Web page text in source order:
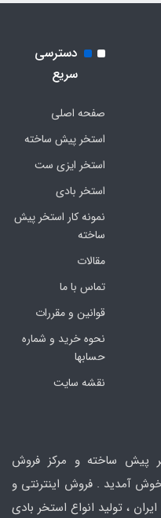
دسترسی
سریع
صفحه اصلی
استخر پیش ساخته
استخر ایزی ست
استخر بادی
نمونه کار استخر پیش
ساخته
مقالات
تماس با ما
قوانین و مقررات
نحوه خرید و شماره
حسابها
نقشه سایت
پیش ساخته و مرکز فروش
آمدید . فروش اینترنتی و
، تولید انواع استخر بادی